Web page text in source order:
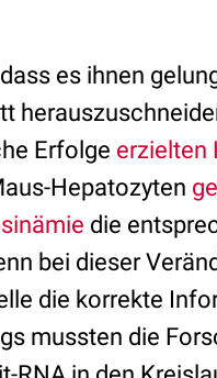
es ihnen
Erfolge erzielten
Hepatozyten
die
bei dieser
die korrekte
mussten die